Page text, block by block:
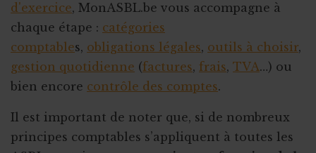
d'exercice, MonASBL.be vous accompagne à
chaque étape : catégories
comptables, obligations légales, outils à choisir,
gestion quotidienne (factures, frais, TVA…) ou
bien encore contrôle des comptes.
Il est important de noter que, si de nombreux
principes comptables s’appliquent à toutes les